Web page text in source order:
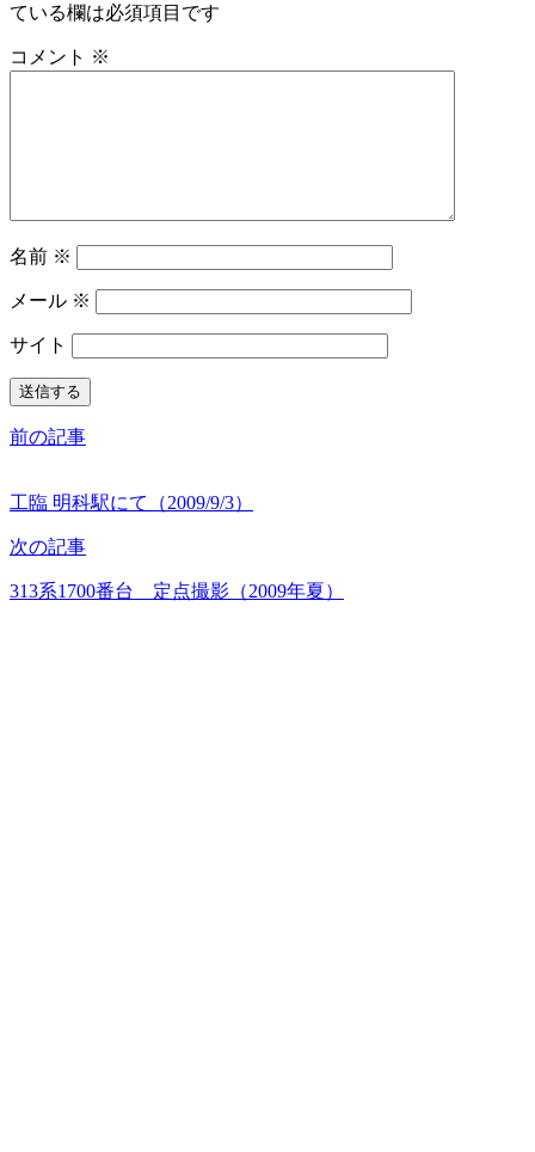
ている欄は必須項目です
コメント ※
名前 ※
メール ※
サイト
前の記事
工臨 明科駅にて（2009/9/3）
次の記事
313系1700番台 定点撮影（2009年夏）